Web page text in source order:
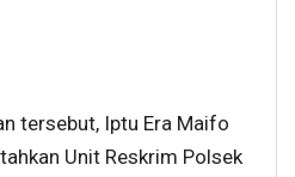
tersebut, Iptu Era Maifo
Unit Reskrim Polsek